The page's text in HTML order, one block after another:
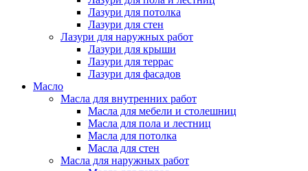
Лазури для потолка
Лазури для стен
Лазури для наружных работ
Лазури для крыши
Лазури для террас
Лазури для фасадов
Масло
Масла для внутренних работ
Масла для мебели и столешниц
Масла для пола и лестниц
Масла для потолка
Масла для стен
Масла для наружных работ